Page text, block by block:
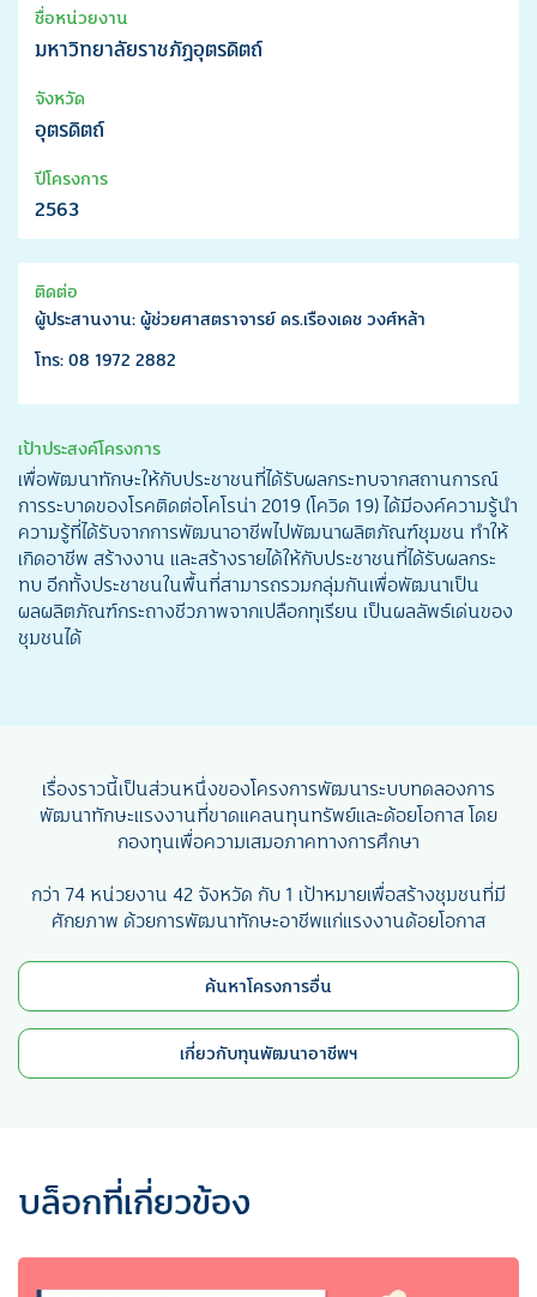
ชื่อหน่วยงาน
มหาวิทยาลัยราชภัฏอุตรดิตถ์
จังหวัด
อุตรดิตถ์
ปีโครงการ
2563
ติดต่อ
ผู้ประสานงาน: ผู้ช่วยศาสตราจารย์ ดร.เรืองเดช วงศ์หล้า
โทร: 08 1972 2882
เป้าประสงค์โครงการ
เพื่อพัฒนาทักษะให้กับประชาชนที่ได้รับผลกระทบจากสถานการณ์
การระบาดของโรคติดต่อโคโรน่า 2019 (โควิด 19) ได้มีองค์ความรู้นำ
ความรู้ที่ได้รับจากการพัฒนาอาชีพไปพัฒนาผลิตภัณฑ์ชุมชน ทำให้
เกิดอาชีพ สร้างงาน และสร้างรายได้ให้กับประชาชนที่ได้รับผลกระ
ทบ อีกทั้งประชาชนในพื้นที่สามารถรวมกลุ่มกันเพื่อพัฒนาเป็น
ผลผลิตภัณฑ์กระถางชีวภาพจากเปลือกทุเรียน เป็นผลลัพธ์เด่นของ
ชุมชนได้
เรื่องราวนี้เป็นส่วนหนึ่งของโครงการพัฒนาระบบทดลองการ
พัฒนาทักษะแรงงานที่ขาดแคลนทุนทรัพย์และด้อยโอกาส โดย
กองทุนเพื่อความเสมอภาคทางการศึกษา
กว่า 74 หน่วยงาน 42 จังหวัด กับ 1 เป้าหมายเพื่อสร้างชุมชนที่มี
ศักยภาพ ด้วยการพัฒนาทักษะอาชีพแก่แรงงานด้อยโอกาส
ค้นหาโครงการอื่น
เกี่ยวกับทุนพัฒนาอาชีพฯ
บล็อกที่เกี่ยวข้อง